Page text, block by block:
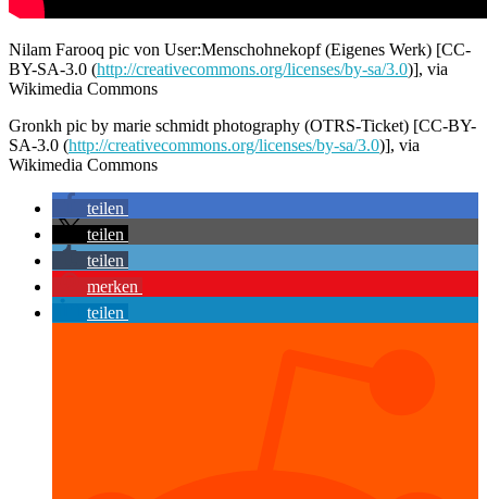
Nilam Farooq pic von User:Menschohnekopf (Eigenes Werk) [CC-
BY-SA-3.0 (http://creativecommons.org/licenses/by-sa/3.0)], via
Wikimedia Commons
Gronkh pic by marie schmidt photography (OTRS-Ticket) [CC-BY-
SA-3.0 (http://creativecommons.org/licenses/by-sa/3.0)], via
Wikimedia Commons
teilen
teilen
teilen
merken
teilen